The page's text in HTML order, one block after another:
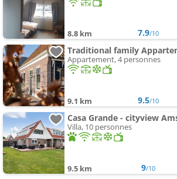
8.8 km 7.9/10
Appartement, 4 personnes
9.1 km 9.5/10
Casa Grande - cityview
Villa, 10 personnes
9.5 km 9/10